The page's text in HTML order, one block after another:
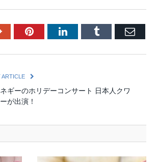
Google+PinterestLinkedInTumblr Email
ARTICLE
ギーのホリデーコンサート 日本人クワ
が出演！